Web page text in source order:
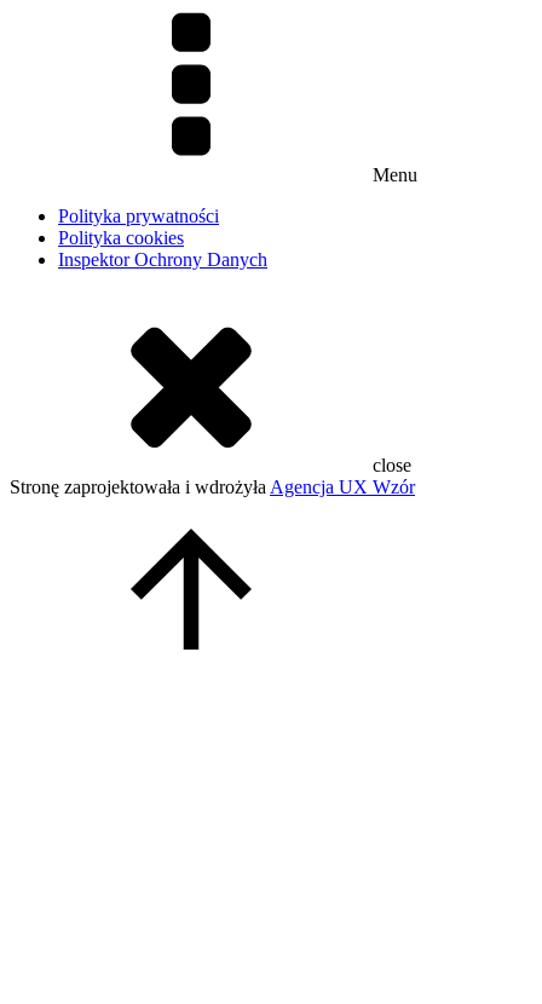
Menu
Polityka prywatności
Polityka cookies
Inspektor Ochrony Danych
close
Stronę zaprojektowała i wdrożyła Agencja UX Wzór